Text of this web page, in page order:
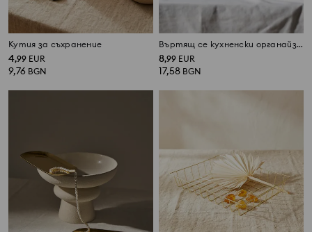
Кутия за съхранение
4,99 EUR
9,76 BGN
Въртящ се кухненски органайзер от бамбук
8,99 EUR
17,58 BGN